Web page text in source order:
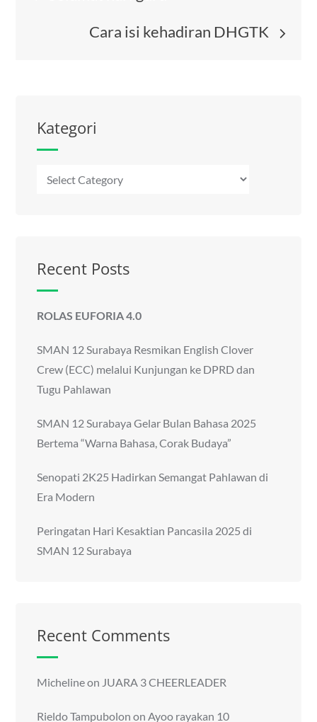
navigation
Cara isi kehadiran DHGTK
Kategori
Kategori
Recent Posts
ROLAS EUFORIA 4.0
SMAN 12 Surabaya Resmikan English Clover
Crew (ECC) melalui Kunjungan ke DPRD dan
Tugu Pahlawan
SMAN 12 Surabaya Gelar Bulan Bahasa 2025
Bertema “Warna Bahasa, Corak Budaya”
Senopati 2K25 Hadirkan Semangat Pahlawan di
Era Modern
Peringatan Hari Kesaktian Pancasila 2025 di
SMAN 12 Surabaya
Recent Comments
Michelineon JUARA 3 CHEERLEADER
Rieldo Tampubolon onAyoo rayakan 10